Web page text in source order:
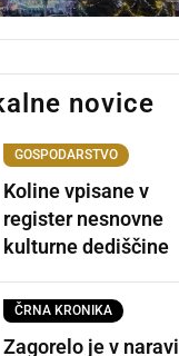
novice
GOSPODARSTVO
Koline vpisane v
register nesnovne
kulturne dediščine
ČRNA KRONIKA
Zagorelo je v naravi